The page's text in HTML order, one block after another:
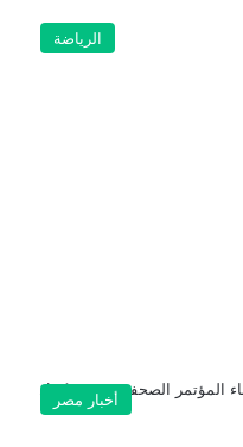
الرياضة
أخبار مصر